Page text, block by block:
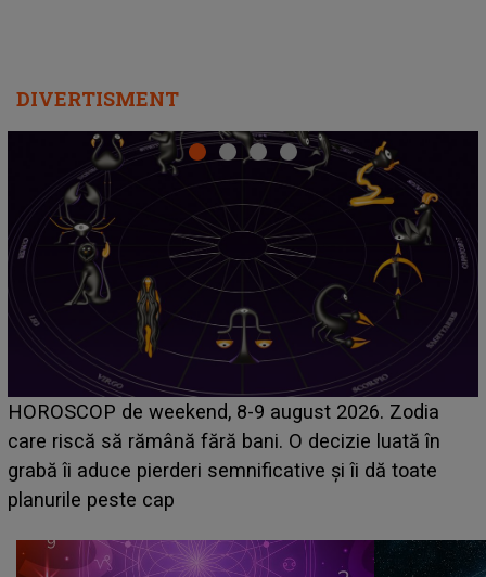
DIVERTISMENT
Emanuel a ținut ACEST DETALIU ASCUNS până
acum! În fața Alexandrei, concurentul din Casa Iubirii
face o MĂRTURISIRE NEAȘTEPTATĂ despre mama
sa: "I-am spus și ei în față, eu nu te iubesc pentru